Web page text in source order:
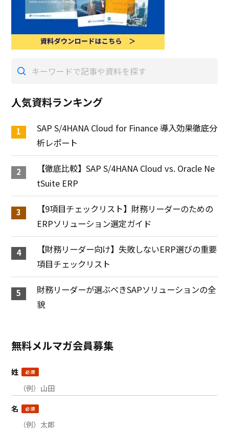
人気資料ランキング
SAP S/4HANA Cloud for Finance 導入効果徹底分
析レポート
【徹底比較】SAP S/4HANA Cloud vs. Oracle Ne
tSuite ERP
【9項目チェックリスト】財務リーダーのための
ERPソリューション選定ガイド
【財務リーダー向け】失敗しないERP選びの重要
項目チェックリスト
財務リーダーが選ぶべきSAPソリューションの全
貌
無料メルマガ会員募集
姓
名